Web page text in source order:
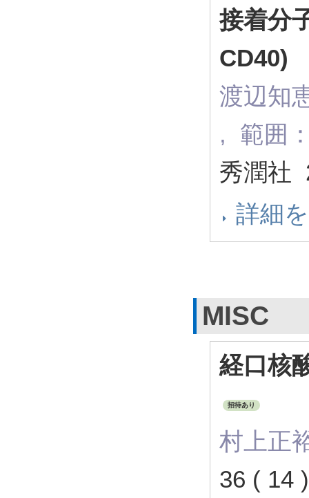
接着分
CD40)
渡辺知
, 範囲
秀潤社
詳細
MISC
経口核
招待あり
村上正
36 ( 14